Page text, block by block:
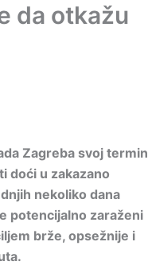
da otkažu
Zagreba svoj termin
doći u zakazano
nekoliko dana
potencijalno zaraženi
brže, opsežnije i